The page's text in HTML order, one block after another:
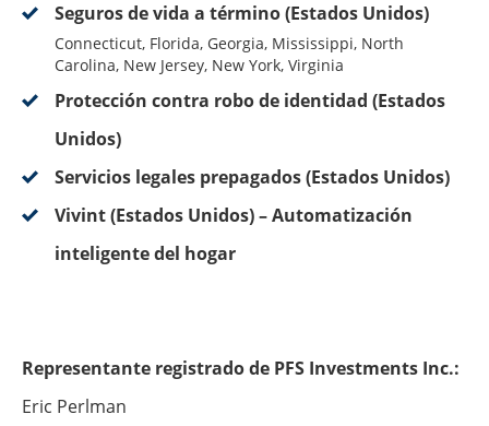
Seguros de vida a término (Estados Unidos)
Connecticut, Florida, Georgia, Mississippi, North
Carolina, New Jersey, New York, Virginia
Protección contra robo de identidad (Estados
Unidos)
Servicios legales prepagados (Estados Unidos)
Vivint (Estados Unidos) – Automatización
inteligente del hogar
Representante registrado de PFS Investments Inc.:
Eric Perlman